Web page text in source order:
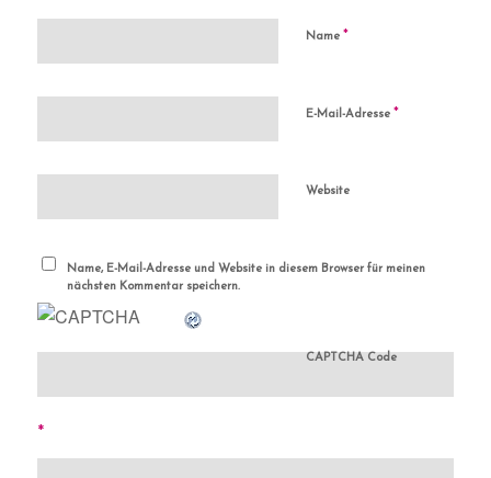
Name *
E-Mail-Adresse *
Website
Name, E-Mail-Adresse und Website in diesem Browser für meinen
nächsten Kommentar speichern.
CAPTCHA Code
*